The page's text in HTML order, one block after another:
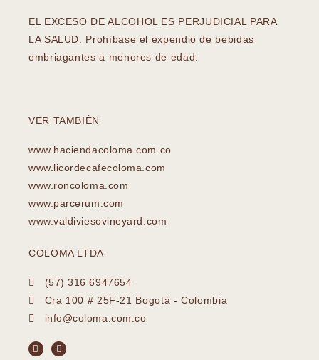
EL EXCESO DE ALCOHOL ES PERJUDICIAL PARA
LA SALUD. Prohíbase el expendio de bebidas
embriagantes a menores de edad.
VER TAMBIÉN
www.haciendacoloma.com.co
www.licordecafecoloma.com
www.roncoloma.com
www.parcerum.com
www.valdiviesovineyard.com
COLOMA LTDA
(57) 316 6947654
Cra 100 # 25F-21 Bogotá - Colombia
info@coloma.com.co
F
a
I
n